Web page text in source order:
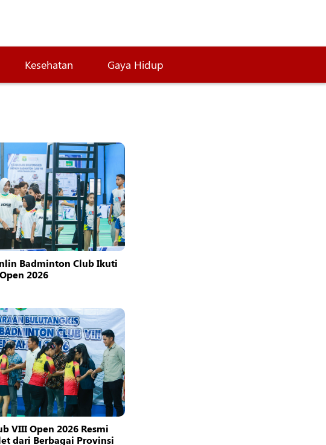
Kesehatan Gaya Hidup
Badminton Club Ikuti
2026
VIII Open 2026 Resmi
dari Berbagai Provinsi